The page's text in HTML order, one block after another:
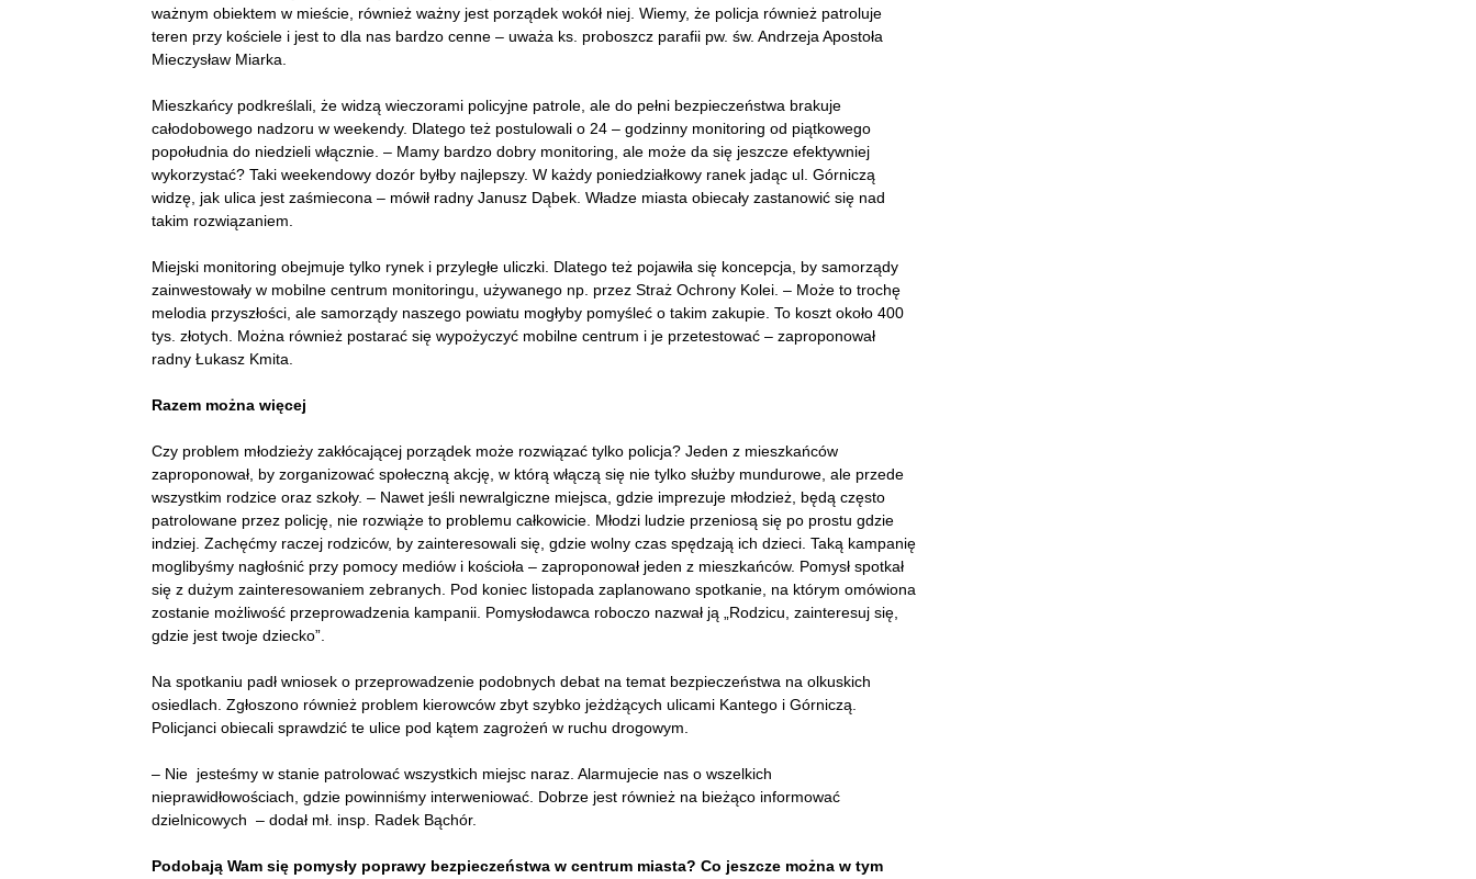
ważnym obiektem w mieście, również ważny jest porządek wokół niej. Wiemy, że policja również patroluje
teren przy kościele i jest to dla nas bardzo cenne – uważa ks. proboszcz parafii pw. św. Andrzeja Apostoła
Mieczysław Miarka.
Mieszkańcy podkreślali, że widzą wieczorami policyjne patrole, ale do pełni bezpieczeństwa brakuje
całodobowego nadzoru w weekendy. Dlatego też postulowali o 24 – godzinny monitoring od piątkowego
popołudnia do niedzieli włącznie. – Mamy bardzo dobry monitoring, ale może da się jeszcze efektywniej
wykorzystać? Taki weekendowy dozór byłby najlepszy. W każdy poniedziałkowy ranek jadąc ul. Górniczą
widzę, jak ulica jest zaśmiecona – mówił radny Janusz Dąbek. Władze miasta obiecały zastanowić się nad
takim rozwiązaniem.
Miejski monitoring obejmuje tylko rynek i przyległe uliczki. Dlatego też pojawiła się koncepcja, by samorządy
zainwestowały w mobilne centrum monitoringu, używanego np. przez Straż Ochrony Kolei. – Może to trochę
melodia przyszłości, ale samorządy naszego powiatu mogłyby pomyśleć o takim zakupie. To koszt około 400
tys. złotych. Można również postarać się wypożyczyć mobilne centrum i je przetestować – zaproponował
radny Łukasz Kmita.
Razem można więcej
Czy problem młodzieży zakłócającej porządek może rozwiązać tylko policja? Jeden z mieszkańców
zaproponował, by zorganizować społeczną akcję, w którą włączą się nie tylko służby mundurowe, ale przede
wszystkim rodzice oraz szkoły. – Nawet jeśli newralgiczne miejsca, gdzie imprezuje młodzież, będą często
patrolowane przez policję, nie rozwiąże to problemu całkowicie. Młodzi ludzie przeniosą się po prostu gdzie
indziej. Zachęćmy raczej rodziców, by zainteresowali się, gdzie wolny czas spędzają ich dzieci. Taką kampanię
moglibyśmy nagłośnić przy pomocy mediów i kościoła – zaproponował jeden z mieszkańców. Pomysł spotkał
się z dużym zainteresowaniem zebranych. Pod koniec listopada zaplanowano spotkanie, na którym omówiona
zostanie możliwość przeprowadzenia kampanii. Pomysłodawca roboczo nazwał ją „Rodzicu, zainteresuj się,
gdzie jest twoje dziecko”.
Na spotkaniu padł wniosek o przeprowadzenie podobnych debat na temat bezpieczeństwa na olkuskich
osiedlach. Zgłoszono również problem kierowców zbyt szybko jeżdżących ulicami Kantego i Górniczą.
Policjanci obiecali sprawdzić te ulice pod kątem zagrożeń w ruchu drogowym.
– Nie jesteśmy w stanie patrolować wszystkich miejsc naraz. Alarmujecie nas o wszelkich
nieprawidłowościach, gdzie powinniśmy interweniować. Dobrze jest również na bieżąco informować
dzielnicowych – dodał mł. insp. Radek Bąchór.
Podobają Wam się pomysły poprawy bezpieczeństwa w centrum miasta? Co jeszcze można w tym